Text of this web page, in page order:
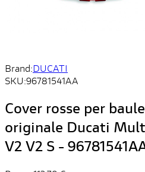
Brand:DUCATI
SKU:96781541AA
Cover rosse per
originale Ducati
V2 V2 S -